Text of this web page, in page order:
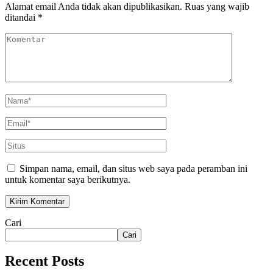
Alamat email Anda tidak akan dipublikasikan. Ruas yang wajib
ditandai *
Simpan nama, email, dan situs web saya pada peramban ini
untuk komentar saya berikutnya.
Cari
Cari
Recent Posts